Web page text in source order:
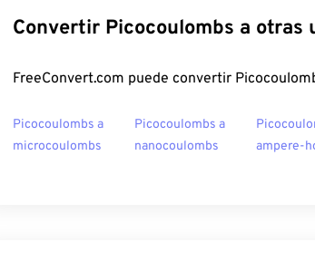
Convertir Picocoulombs a otras
FreeConvert.com puede convertir
Picocoulombs a
microcoulombs
Picocoulombs a
nanocoulombs
ampere-